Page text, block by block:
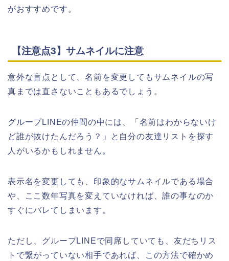
がおすすめです。
【注意点3】サムネイルに注意
意外な盲点として、名前を変更してもサムネイルの写
真までは直さないこともあるでしょう。
グループLINEの仲間の中には、「名前はわからないけ
ど誰が抜けたんだろう？」と自分の友達リストを探す
人がいるかもしれません。
表示名を変更しても、印象的なサムネイルである場合
や、ここ数年写真を変えていなければ、誰の事なのか
すぐにバレてしまいます。
ただし、グループLINEで同席していても、友だちリス
トで繋がっていない相手であれば、この方法で確かめ